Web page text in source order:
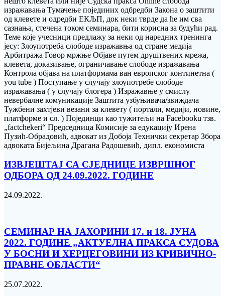
изражавања Тумачење појединих одбредби Закона о заштити
од клевете и одредби ЕКЉП, док неки тврде да ће им сва
сазнања, стечена током семинара, бити корисна за будући рад.
Теме које учесници предлажу за неки од наредних тренинга
јесу: Злоупотреба слободе изражавња од стране медија
Арбитража Говор мржње Објаве путем друштвених мрежа,
клевета, доказивање, ограничавање слободе изражавања
Контрола објава на платформама ван европског континетна (
you tube ) Поступање у случају злоупотребе слободе
изражавања ( у случају блогера ) Изражавње у смислу
невербалне комуникације Заштита узбуњивача/звиждача
Тужбени захтјеви везани за клевету ( портали, медији, новине,
платформе и сл. ) Појединци као тужитељи на Facebooku тзв.
„factchekeri“ Председница Комисије за едукацију Ирена
Пузић-Обрадовић, адвокат из Добоја Технички секретар Збора
адвоката Бијељина Драгана Радошевић, дипл. економиста
ИЗВЈЕШТАЈ СА СЈЕДНИЦЕ ИЗВРШНОГ
ОДБОРА ОД 24.09.2022. ГОДИНЕ
24.09.2022.
СЕМИНАР НА ЈАХОРИНИ 17. и 18. ЈУНА
2022. ГОДИНЕ „АКТУЕЛНА ПРАКСА СУДОВА
У БОСНИ И ХЕРЦЕГОВИНИ ИЗ КРИВИЧНО-
ПРАВНЕ ОБЛАСТИ“
25.07.2022.